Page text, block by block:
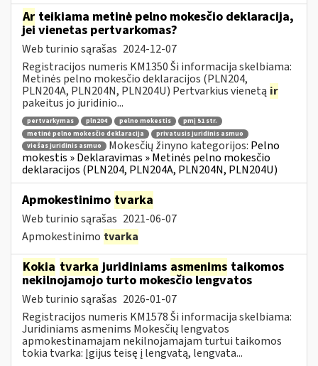
Ar teikiama metinė pelno mokesčio deklaracija,
jei vienetas pertvarkomas?
Web turinio sąrašas 2024-12-07
Registracijos numeris KM1350 Ši informacija skelbiama:
Metinės pelno mokesčio deklaracijos (PLN204,
PLN204A, PLN204N, PLN204U) Pertvarkius vienetą ir
pakeitus jo juridinio...
pertvarkymas pln204 pelno mokestis
pmį 51 str.
metinė pelno mokesčio deklaracija
privatusis juridinis asmuo
viešas juridinis asmuo
Mokesčių žinyno kategorijos: Pelno
mokestis » Deklaravimas » Metinės pelno mokesčio
deklaracijos (PLN204, PLN204A, PLN204N, PLN204U)
Apmokestinimo tvarka
Web turinio sąrašas 2021-06-07
Apmokestinimo tvarka
Kokia tvarka juridiniams asmenims taikomos
nekilnojamojo turto mokesčio lengvatos
Web turinio sąrašas 2026-01-07
Registracijos numeris KM1578 Ši informacija skelbiama:
Juridiniams asmenims Mokesčių lengvatos
apmokestinamajam nekilnojamajam turtui taikomos
tokia tvarka: Įgijus teisę į lengvatą, lengvata...